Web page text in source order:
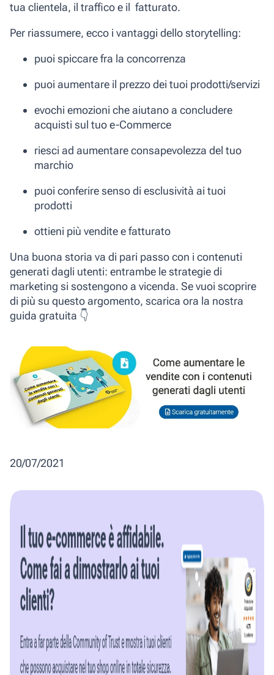
tua clientela, il traffico e il fatturato.
Per riassumere, ecco i vantaggi dello storytelling:
puoi spiccare fra la concorrenza
puoi aumentare il prezzo dei tuoi prodotti/servizi
evochi emozioni che aiutano a concludere
acquisti sul tuo e-Commerce
riesci ad aumentare consapevolezza del tuo
marchio
puoi conferire senso di esclusività ai tuoi
prodotti
ottieni più vendite e fatturato
Una buona storia va di pari passo con i contenuti
generati dagli utenti: entrambe le strategie di
marketing si sostengono a vicenda. Se vuoi scoprire
di più su questo argomento, scarica ora la nostra
guida gratuita 👇
20/07/2021